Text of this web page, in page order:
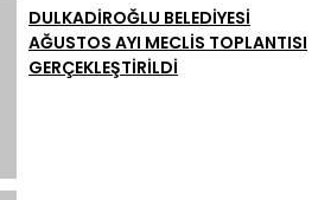
DULKADİROĞLU BELEDİYESİ
AĞUSTOS AYI MECLİS TOPLANTISI
GERÇEKLEŞTİRİLDİ